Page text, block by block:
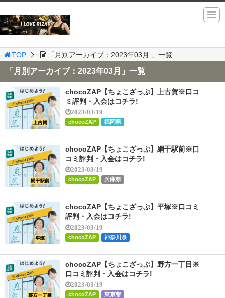
TOP 「月別アーカイブ：2023年03月 」一覧
「月別アーカイブ：2023年03月」一覧
chocoZAP【ちょこざっぷ】上古賀※口コ
ミ評判・入会はコチラ!
2023/03/19
chocoZAP 福岡県
chocoZAP【ちょこざっぷ】網干駅前※口
コミ評判・入会はコチラ!
2023/03/19
chocoZAP 兵庫県
chocoZAP【ちょこざっぷ】平塚※口コミ
評判・入会はコチラ!
2023/03/19
chocoZAP 神奈川県
chocoZAP【ちょこざっぷ】野方一丁目※
口コミ評判・入会はコチラ!
2023/03/19
chocoZAP 東京都